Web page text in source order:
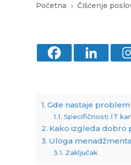
Početna 5 Čišćenje
Gde nastaje
Specifičnosti IT
Kako izgleda dobro
Uloga
Zaključak